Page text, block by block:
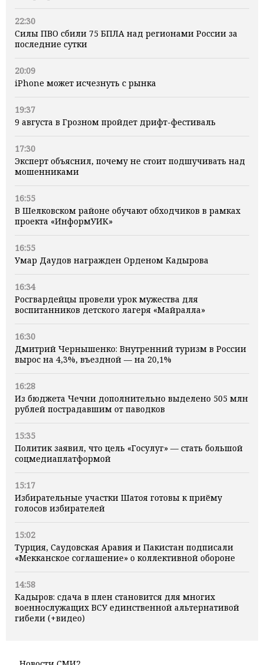
22:30
Силы ПВО сбили 75 БПЛА над регионами России за
последние сутки
20:09
iPhone может исчезнуть с рынка
19:37
9 августа в Грозном пройдет дрифт-фестиваль
17:30
Эксперт объяснил, почему не стоит подшучивать над
мошенниками
16:55
В Шелковском районе обучают обходчиков в рамках
проекта «ИнформУИК»
16:55
Умар Даудов награжден Орденом Кадырова
16:34
Росгвардейцы провели урок мужества для
воспитанников детского лагеря «Майралла»
16:30
Дмитрий Чернышенко: Внутренний туризм в России
вырос на 4,3%, въездной — на 20,1%
16:28
Из бюджета Чечни дополнительно выделено 505 млн
рублей пострадавшим от паводков
15:35
Политик заявил, что цель «Госулуг» — стать большой
соцмедиаплатформой
15:17
Избирательные участки Шатоя готовы к приёму
голосов избирателей
15:02
Турция, Саудовская Аравия и Пакистан подписали
«Мекканское соглашение» о коллективной обороне
14:58
Кадыров: сдача в плен становится для многих
военнослужащих ВСУ единственной альтернативой
гибели (+видео)